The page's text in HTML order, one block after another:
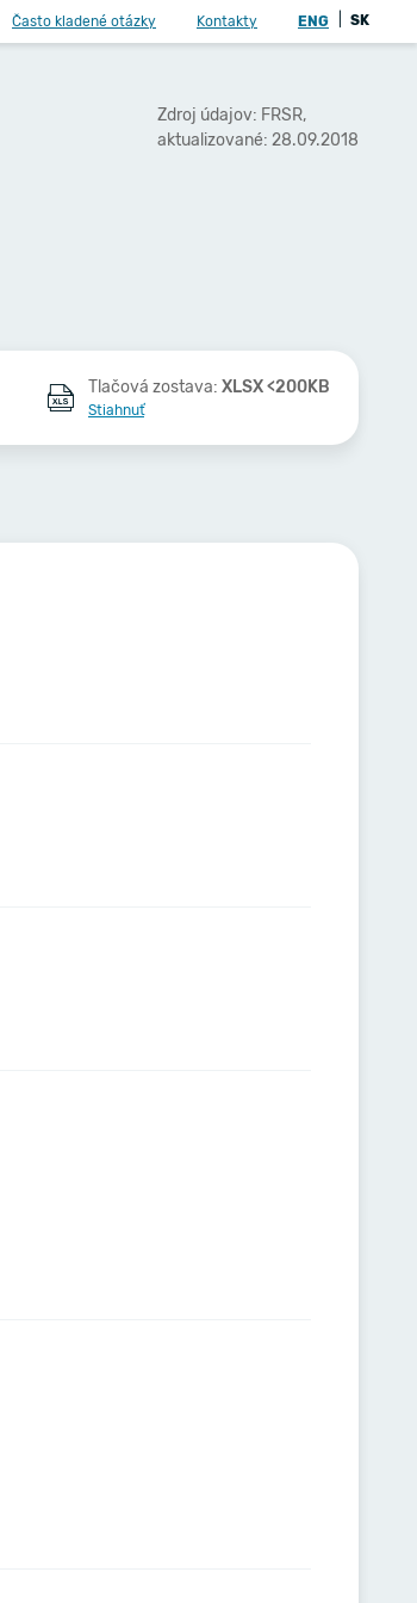
Často kladené otázky Kontakty ENG SK
Zdroj údajov: FRSR,
aktualizované: 28.09.2018
Tlačová zostava: XLSX <200KB
Stiahnuť